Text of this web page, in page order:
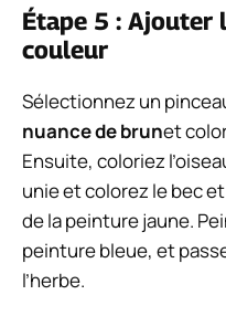
Étape 5 : Ajouter
couleur
Sélectionnez un
nuance de brunet
Ensuite, coloriez
unie et colorez le bec
de la peinture jaune.
peinture bleue, et
l’herbe.